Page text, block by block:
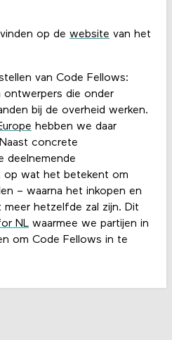
op de website van het
van Code Fellows:
ontwerpers die onder
bij de overheid werken.
hebben we daar
concrete
deelnemende
op wat het betekent om
– waarna het inkopen en
hetzelfde zal zijn. Dit
NLwaarmee we partijen in
om Code Fellows in te